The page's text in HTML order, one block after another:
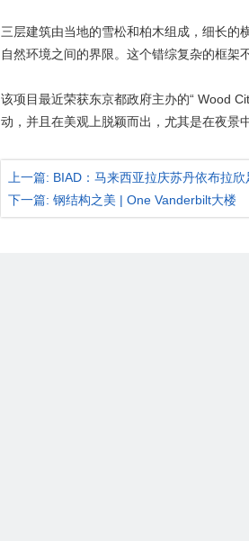
三层建筑由当地的雪松和柏木组成，细长的
自然环境之间的界限。这个错综复杂的框架
该项目最近荣获东京都政府主办的“ Wood
动，并且在美观上脱颖而出，尤其是在夜景
上一篇: BIAD：马来西亚拉庆苏丹依布拉欣
下一篇: 钢结构之美 | One Vanderbilt大楼